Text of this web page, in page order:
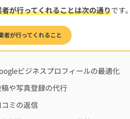
が行ってくれることは次の通りです
者が行ってくれること
ビジネスプロフィールの最適化
や写真登録の代行
コミの返信